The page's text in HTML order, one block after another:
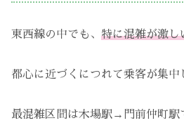
東西線の中でも、 特に混雑が激し
都心に近づくにつれて乗客が集中
最混雑区間は木場駅→門前仲町駅